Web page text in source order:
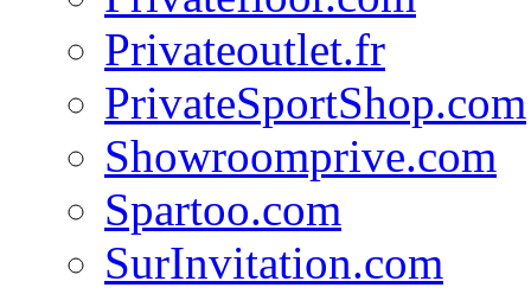
Privateoutlet.fr
PrivateSportShop.com
Showroomprive.com
Spartoo.com
SurInvitation.com